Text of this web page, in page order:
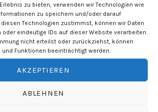
zu bieten, verwenden wir Technologien wie
zu speichern und/oder darauf
diesen Technologien zustimmst, können wir Daten
eindeutige IDs auf dieser Website verarbeiten.
nicht erteilst oder zurückziehst, können
Funktionen beeinträchtigt werden.
AKZEPTIEREN
ABLEHNEN
Norte 06700 Cuauhtémoc,
Veranstaltungen